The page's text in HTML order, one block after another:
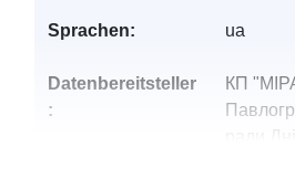
Sprachen: ua
Datenbereitsteller
:
КП
ради